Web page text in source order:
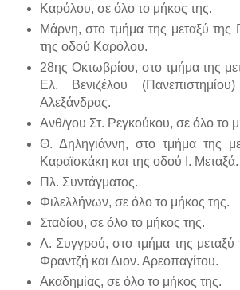
Καρόλου, σε όλο το μήκος της.
Μάρνη, στο τμήμα της μεταξύ της
της οδού Καρόλου.
28ης Οκτωβρίου, στο τμήμα της
Ελ. Βενιζέλου
Αλεξάνδρας.
Ανθ/γου Στ. Ρεγκούκου, σε όλο το
Θ. Δηληγιάννη, στο τμήμα της
Καραϊσκάκη και της οδού Ι. Μεταξά.
Πλ. Συντάγματος.
Φιλελλήνων, σε όλο το μήκος της.
Σταδίου, σε όλο το μήκος της.
Λ. Συγγρού, στο τμήμα της
Φραντζή και Διον. Αρεοπαγίτου.
Ακαδημίας, σε όλο το μήκος της.